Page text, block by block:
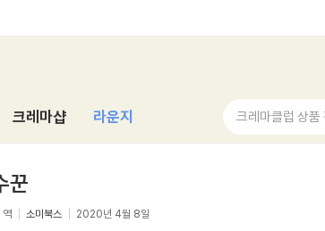
크레마샵 라운지 크레마클럽 상품
꾼
역 소미북스 2020년 4월 8일